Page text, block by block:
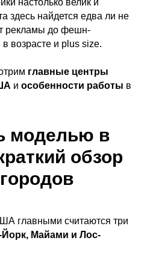
настолько велик и
здесь найдется едва ли не
рекламы до фешн-
возрасте и plus size.
главные центры
и особенности работы в
моделью в
обзор
главными считаются три
Майами и Лос-